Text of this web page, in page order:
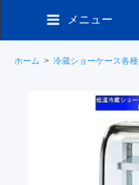
メニュー
ホーム > 冷蔵ショーケース各種